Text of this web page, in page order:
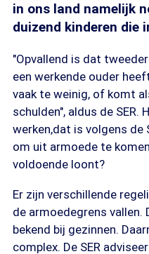
in ons land namelijk
duizend kinderen die
"Opvallend is dat
een werkende ouder
vaak te weinig, of komt
schulden", aldus de
werken,dat is volgens de
om uit armoede te
voldoende loont?
Er zijn verschillende
de armoedegrens
bekend bij gezinnen.
complex. De SER